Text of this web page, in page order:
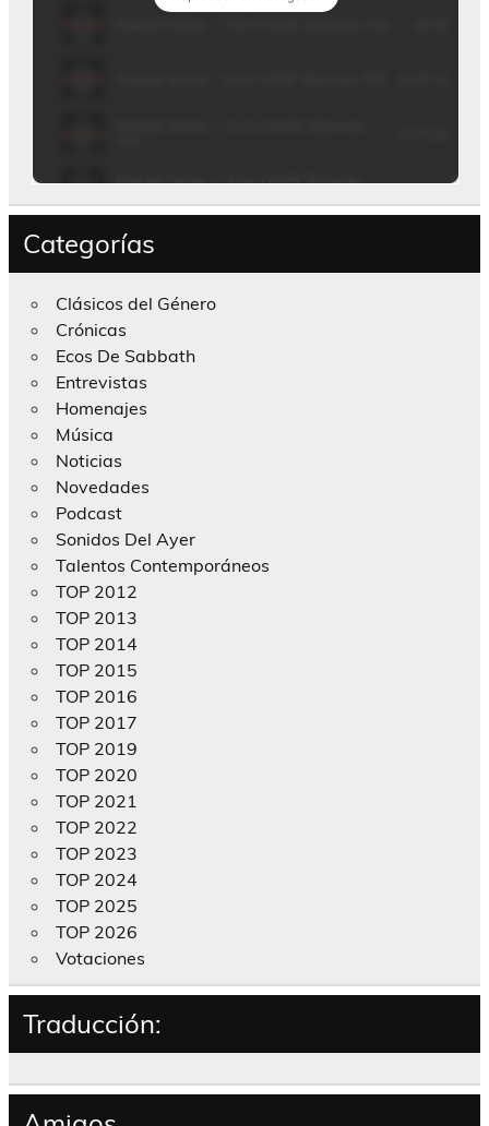
Categorías
Clásicos del Género
Crónicas
Ecos De Sabbath
Entrevistas
Homenajes
Música
Noticias
Novedades
Podcast
Sonidos Del Ayer
Talentos Contemporáneos
TOP 2012
TOP 2013
TOP 2014
TOP 2015
TOP 2016
TOP 2017
TOP 2019
TOP 2020
TOP 2021
TOP 2022
TOP 2023
TOP 2024
TOP 2025
TOP 2026
Votaciones
Traducción: